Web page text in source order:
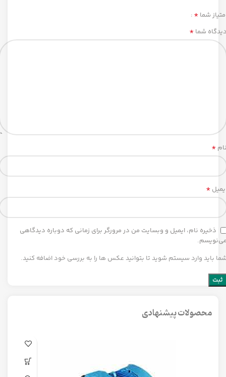
شما *
شما *
*
*
ذخیره نام، ایمیل و وبسایت من در مرورگر برای زمانی که دوباره دیدگاهی
باید وارد سیستم شوید تا بتوانید عکس ها را به بررسی خود اضافه کنید.
محصولات پیشنهادی